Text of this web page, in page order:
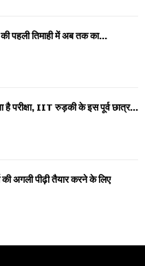
पहली तिमाही में अब तक का...
है परीक्षा, IIT रुड़की के इस पूर्व छात्र...
की अगली पीढ़ी तैयार करने के लिए